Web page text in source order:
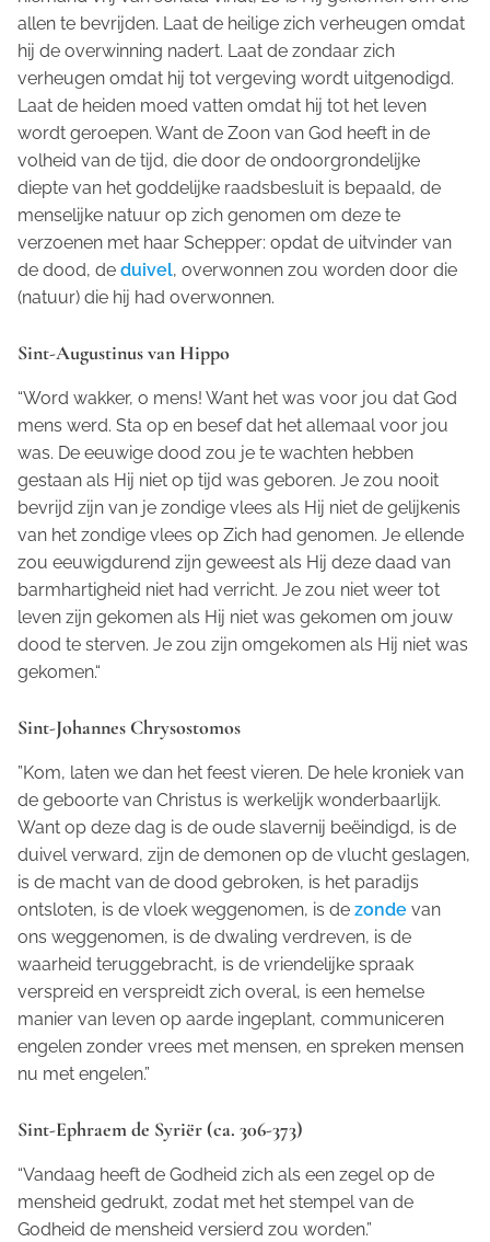
allen te bevrijden. Laat de heilige zich verheugen omdat
hij de overwinning nadert. Laat de zondaar zich
verheugen omdat hij tot vergeving wordt uitgenodigd.
Laat de heiden moed vatten omdat hij tot het leven
wordt geroepen. Want de Zoon van God heeft in de
volheid van de tijd, die door de ondoorgrondelijke
diepte van het goddelijke raadsbesluit is bepaald, de
menselijke natuur op zich genomen om deze te
verzoenen met haar Schepper: opdat de uitvinder van
de dood, de duivel, overwonnen zou worden door die
(natuur) die hij had overwonnen.
Sint-Augustinus van Hippo
“Word wakker, o mens! Want het was voor jou dat God
mens werd. Sta op en besef dat het allemaal voor jou
was. De eeuwige dood zou je te wachten hebben
gestaan als Hij niet op tijd was geboren. Je zou nooit
bevrijd zijn van je zondige vlees als Hij niet de gelijkenis
van het zondige vlees op Zich had genomen. Je ellende
zou eeuwigdurend zijn geweest als Hij deze daad van
barmhartigheid niet had verricht. Je zou niet weer tot
leven zijn gekomen als Hij niet was gekomen om jouw
dood te sterven. Je zou zijn omgekomen als Hij niet was
gekomen.“
Sint-Johannes Chrysostomos
”Kom, laten we dan het feest vieren. De hele kroniek van
de geboorte van Christus is werkelijk wonderbaarlijk.
Want op deze dag is de oude slavernij beëindigd, is de
duivel verward, zijn de demonen op de vlucht geslagen,
is de macht van de dood gebroken, is het paradijs
ontsloten, is de vloek weggenomen, is de zonde van
ons weggenomen, is de dwaling verdreven, is de
waarheid teruggebracht, is de vriendelijke spraak
verspreid en verspreidt zich overal, is een hemelse
manier van leven op aarde ingeplant, communiceren
engelen zonder vrees met mensen, en spreken mensen
nu met engelen.”
Sint-Ephraem de Syriër (ca. 306-373)
“Vandaag heeft de Godheid zich als een zegel op de
mensheid gedrukt, zodat met het stempel van de
Godheid de mensheid versierd zou worden.”